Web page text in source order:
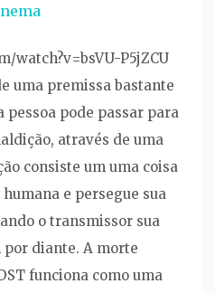
watch?v=bsVU-P5jZCU
uma premissa bastante
pode passar para
através de uma
consiste um uma coisa
e persegue sua
o transmissor sua
diante. A morte
funciona como uma